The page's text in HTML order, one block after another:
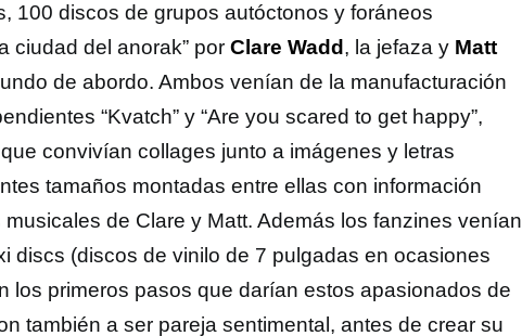
100 discos de grupos autóctonos y foráneos
ciudad del anorak” por Clare Wadd , la jefaza y Matt
de abordo. Ambos venían de la manufacturación
“Kvatch” y “Are you scared to get happy”,
convivían collages junto a imágenes y letras
tamaños montadas entre ellas con información
de Clare y Matt. Además los fanzines venían
discs (discos de vinilo de 7 pulgadas en ocasiones
los primeros pasos que darían estos apasionados de
también a ser pareja sentimental, antes de crear su